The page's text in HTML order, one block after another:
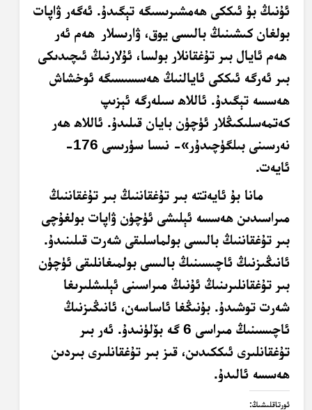
ئۇنىڭ بۇ ئىككى ھەمشىرىسىگە تېگىدۇ. ئەگەر ۋاپات
بولغان كىشىنىڭ بالىسى يوق، ۋارىسلار ھەم ئەر
ھەم ئايال بىر تۇغقانلار بولسا، ئۇلارنىڭ ئىچىدىكى
بىر ئەرگە ئىككى ئايالنىڭ ھەسسىسىگە ئوخشاش
ھەسسە تېگىدۇ. ئاللاھ سىلەرگە ئېزىپ
كەتمەسلىكىڭلار ئۈچۈن بايان قىلىدۇ. ئاللاھ ھەر
نەرسىنى بىلگۈچىدۇر»- نىسا سۈرىسى 176-
ئايەت.
مانا بۇ ئايەتتە بىر تۇغقاننىڭ بىر تۇغقاننىڭ
مىراسىدىن ھەسسە ئېلىشى ئۈچۈن ۋاپات بولغۇچى
بىر تۇغقاننىڭ بالىسى بولماسلىقى شەرت قىلىنىدۇ.
ئانىڭىزنىڭ ئاچىسىنىڭ بالىسى بولمىغانلىقى ئۈچۈن
بىر تۇغقانلىرىنىڭ ئۇنىڭ مىراسىنى ئېلىشلىرىغا
شەرت توشىدۇ. بۇنىڭغا ئاساسەن، ئانىڭىزنىڭ
ئاچىسىنىڭ مىراسى 6 گە بۆلۈنىدۇ. ئەر بىر
تۇغقانلىرى ئىككىدىن، قىز بىر تۇغقانلىرى بىردىن
ھەسسە ئالىدۇ.
ئورتاقلىشىڭ: